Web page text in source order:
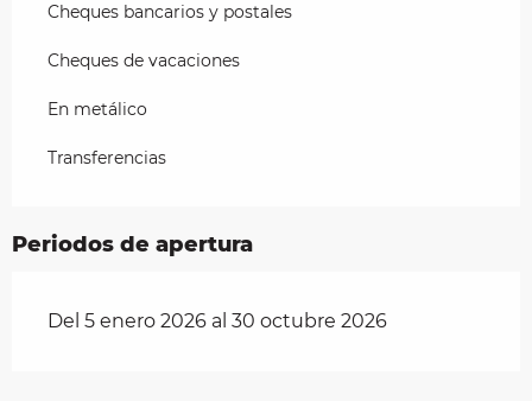
Cheques bancarios y postales
Cheques de vacaciones
En metálico
Transferencias
Periodos de apertura
Del 5 enero 2026 al 30 octubre 2026